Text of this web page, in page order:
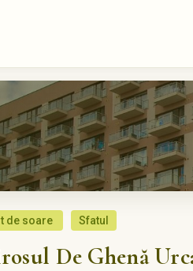
de soare Sfatul
De Ghenă